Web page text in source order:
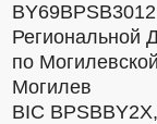
Региональной
по
Могилев
BIC